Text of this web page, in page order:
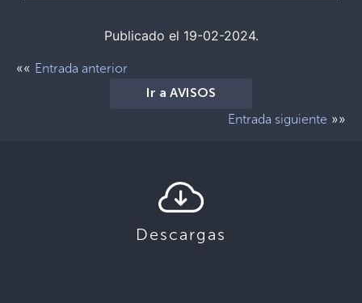
Publicado el 19-02-2024.
«« Entrada anterior
Ir a AVISOS
Entrada siguiente »»
Descargas